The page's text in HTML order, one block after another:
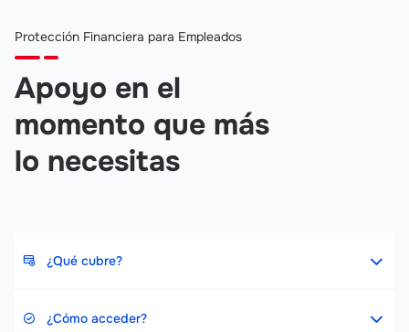
Protección Financiera para Empleados
Apoyo en el
momento que más
lo necesitas
¿Qué cubre?
¿Cómo acceder?